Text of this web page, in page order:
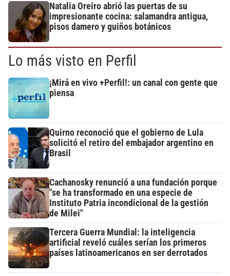
Natalia Oreiro abrió las puertas de su
impresionante cocina: salamandra antigua,
pisos damero y guiños botánicos
Lo más visto en Perfil
¡Mirá en vivo +Perfil!: un canal con gente que
piensa
Quirno reconoció que el gobierno de Lula
solicitó el retiro del embajador argentino en
Brasil
Cachanosky renunció a una fundación porque
"se ha transformado en una especie de
Instituto Patria incondicional de la gestión
de Milei"
Tercera Guerra Mundial: la inteligencia
artificial reveló cuáles serían los primeros
países latinoamericanos en ser derrotados